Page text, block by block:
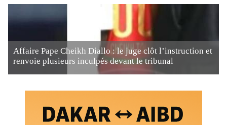
Affaire Pape Cheikh Diallo : le juge clôt l’instruction et
renvoie plusieurs inculpés devant le tribunal